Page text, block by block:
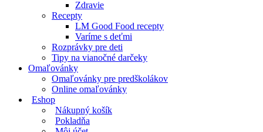
Zdravie
Recepty
LM Good Food recepty
Varíme s deťmi
Rozprávky pre deti
Tipy na vianočné darčeky
Omaľovánky
Omaľovánky pre predškolákov
Online omaľovánky
Eshop
Nákupný košík
Pokladňa